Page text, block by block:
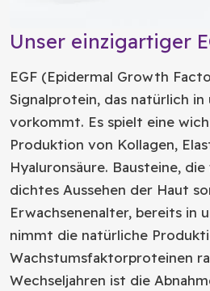
Unser einzigartiger
EGF (Epidermal Growth
Signalprotein, das natürlich in
vorkommt. Es spielt eine
Produktion von Kollagen,
Hyaluronsäure. Bausteine,
dichtes Aussehen der Haut
Erwachsenenalter, bereits in
nimmt die natürliche
Wachstumsfaktorproteinen
Wechseljahren ist die